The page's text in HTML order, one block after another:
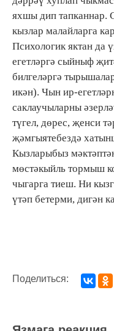
яхшы дип тапканнар.
кызлар малайларга
Психологик яктан да
егетләргә сыйныф
билгеләргә
икән). Чын ир-
саклаучыларны
түгел, дөрес, җенси
җәмгыятебездә
Кызларыбыз
мөстәкыйль тормыш
чыгарга тиеш. Ни
үтәп бетерми, дигән
Поделиться: